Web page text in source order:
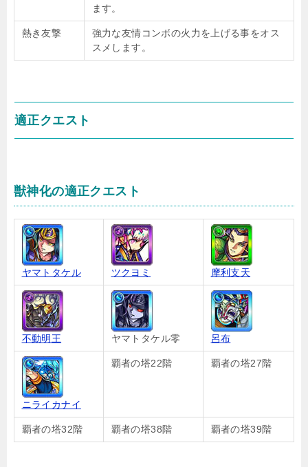
ます。
熱き友撃
強力な友情コンボの火力を上げる事をオス
スメします。
適正クエスト
獣神化の適正クエスト
ヤマトタケル ツクヨミ 摩利支天
不動明王 ヤマトタケル零 呂布
ニライカナイ
覇者の塔22階 覇者の塔27階
覇者の塔32階 覇者の塔38階 覇者の塔39階